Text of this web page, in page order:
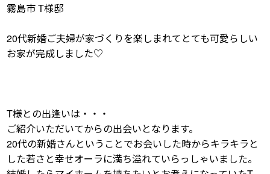
霧島市 T様邸
20代新婚ご夫婦が家づくりを楽しまれてとても可愛らしい
お家が完成しました♡
T様との出逢いは・・・
ご紹介いただいてからの出会いとなります。
20代の新婚さんということでお会いした時からキラキラと
した若さと幸せオーラに満ち溢れていらっしゃいました。